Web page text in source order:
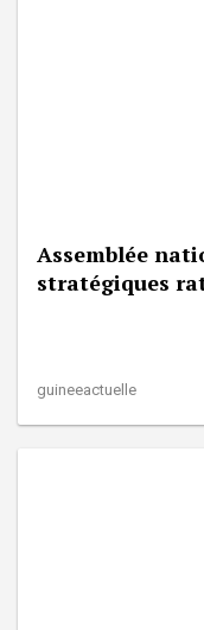
Assemblée
stratégiques
guineeactuelle